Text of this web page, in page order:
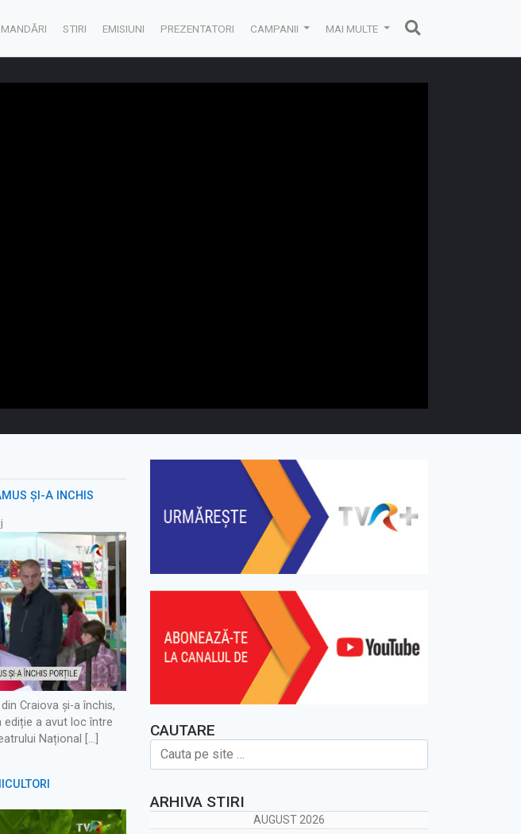
STIRI EMISIUNI PREZENTATORI CAMPANII MAI MULTE
ȘI-A ÎNCHIS
Craiova și-a închis,
ediție a avut loc între
Național […]
CAUTARE
ARHIVA STIRI
AUGUST 2026